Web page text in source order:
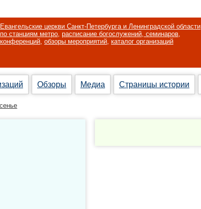
Евангельские церкви Санкт-Петербурга и Ленинградской области
по станциям метро, расписание богослужений, семинаров,
конференций, обзоры мероприятий, каталог организаций
Обзоры Медиа Страницы истории